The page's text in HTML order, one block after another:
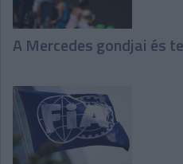
A Mercedes gondjai és